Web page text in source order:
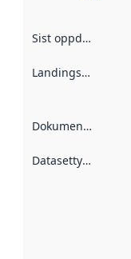
Sist oppdatert
Landingsside
Dokumentasjon
Datasettype